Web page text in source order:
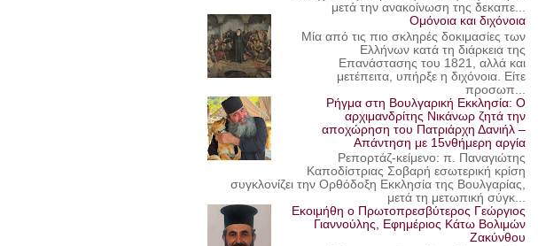
μετά την ανακοίνωση της δεκαπε...
Ομόνοια και διχόνοια
Μία από τις πιο σκληρές δοκιμασίες των
Ελλήνων κατά τη διάρκεια της
Επανάστασης του 1821, αλλά και
μετέπειτα, υπήρξε η διχόνοια. Είτε
προσωπ...
Ρήγμα στη Βουλγαρική Εκκλησία: Ο
αρχιμανδρίτης Νικάνωρ ζητά την
αποχώρηση του Πατριάρχη Δανιήλ –
Απάντηση με 15νθήμερη αργία
Ρεπορτάζ-κείμενο: π. Παναγιώτης
Καποδίστριας Σοβαρή εσωτερική κρίση
συγκλονίζει την Ορθόδοξη Εκκλησία της Βουλγαρίας,
μετά τη μετωπική σύγκ...
Εκοιμήθη ο Πρωτοπρεσβύτερος Γεώργιος
Γιαννούλης, Εφημέριος Κάτω Βολιμών
Ζακύνθου